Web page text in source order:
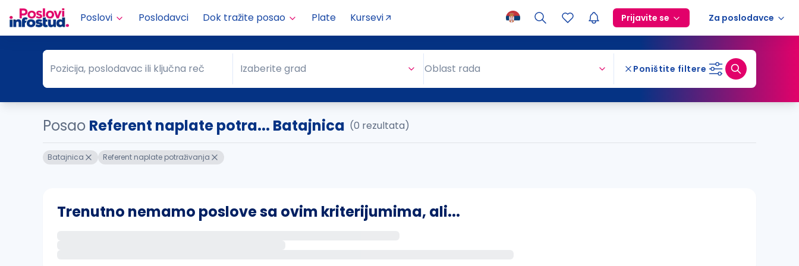
Poslovi Poslodavci Dok tražite posao Plate Kursevi Prijavite se Za poslodavce
Pozicija, poslodavac ili ključna reč
Pozicija, poslodavac ili ključna reč Grad
Izaberite grad Oblast rada Poništite filtere
Posao Referent naplate potra... Batajnica (0 rezultata)
Batajnica Referent naplate potraživanja
Trenutno nemamo poslove sa ovim kriterijumima, ali...